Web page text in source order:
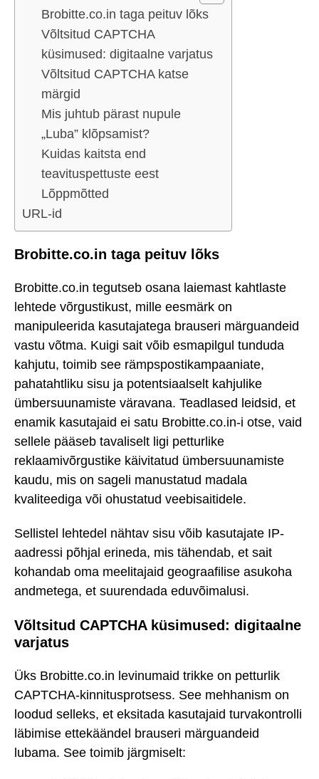
Brobitte.co.in taga peituv lõks
Võltsitud CAPTCHA
küsimused: digitaalne varjatus
Võltsitud CAPTCHA katse
märgid
Mis juhtub pärast nupule
„Luba” klõpsamist?
Kuidas kaitsta end
teavituspettuste eest
Lõppmõtted
URL-id
Brobitte.co.in taga peituv lõks
Brobitte.co.in tegutseb osana laiemast kahtlaste
lehtede võrgustikust, mille eesmärk on
manipuleerida kasutajatega brauseri märguandeid
vastu võtma. Kuigi sait võib esmapilgul tunduda
kahjutu, toimib see rämpspostikampaaniate,
pahatahtliku sisu ja potentsiaalselt kahjulike
ümbersuunamiste väravana. Teadlased leidsid, et
enamik kasutajaid ei satu Brobitte.co.in-i otse, vaid
sellele pääseb tavaliselt ligi petturlike
reklaamivõrgustike käivitatud ümbersuunamiste
kaudu, mis on sageli manustatud madala
kvaliteediga või ohustatud veebisaitidele.
Sellistel lehtedel nähtav sisu võib kasutajate IP-
aadressi põhjal erineda, mis tähendab, et sait
kohandab oma meelitajaid geograafilise asukoha
andmetega, et suurendada eduvõimalusi.
Võltsitud CAPTCHA küsimused: digitaalne
varjatus
Üks Brobitte.co.in levinumaid trikke on petturlik
CAPTCHA-kinnitusprotsess. See mehhanism on
loodud selleks, et eksitada kasutajaid turvakontrolli
läbimise ettekäändel brauseri märguandeid
lubama. See toimib järgmiselt: